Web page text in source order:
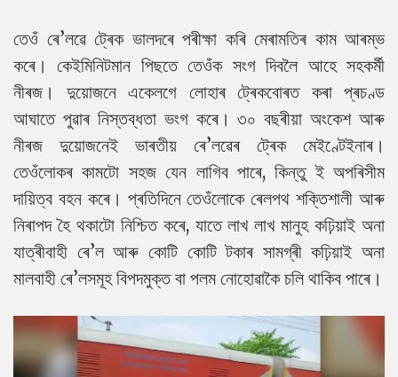
তেওঁ ৰে’লৱে ট্ৰেক ভালদৰে পৰীক্ষা কৰি মেৰামতিৰ কাম আৰম্ভ
কৰে। কেইমিনিটমান পিছতে তেওঁক সংগ দিবলৈ আহে সহকৰ্মী
নীৰজ। দুয়োজনে একেলগে লোহাৰ ট্ৰেকবোৰত কৰা প্ৰচণ্ড
আঘাতে পুৱাৰ নিস্তব্ধতা ভংগ কৰে।৩০ বছৰীয়া অংকেশ আৰু
নীৰজ দুয়োজনেই ভাৰতীয় ৰে’লৱেৰ ট্ৰেক মেইণ্টেইনাৰ।
তেওঁলোকৰ কামটো সহজ যেন লাগিব পাৰে, কিন্তু ই অপৰিসীম
দায়িত্ব বহন কৰে। প্ৰতিদিনে তেওঁলোকে ৰেলপথ শক্তিশালী আৰু
নিৰাপদ হৈ থকাটো নিশ্চিত কৰে, যাতে লাখ লাখ মানুহ কঢ়িয়াই অনা
যাত্ৰীবাহী ৰে’ল আৰু কোটি কোটি টকাৰ সামগ্ৰী কঢ়িয়াই অনা
মালবাহী ৰে’লসমূহ বিপদমুক্ত বা পলম নোহোৱাকৈ চলি থাকিব পাৰে।